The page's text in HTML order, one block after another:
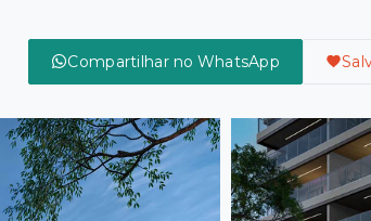
Compartilhar no WhatsApp